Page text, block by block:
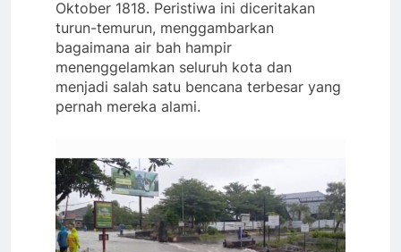
Oktober 1818. Peristiwa ini diceritakan
turun-temurun, menggambarkan
bagaimana air bah hampir
menenggelamkan seluruh kota dan
menjadi salah satu bencana terbesar yang
pernah mereka alami.